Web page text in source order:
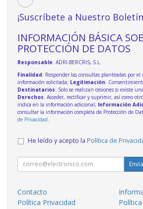
¡Suscríbete a Nuestro
INFORMACIÓN BÁSICA
PROTECCIÓN DE DATOS
Responsable: ADRI-BERCRIS, S.L.
Finalidad: Responder las consultas planteadas por
información solicitada; Legitimación:
Destinatarios: Solo se realizan cesiones si existe
Derechos: Acceder, rectificar y suprimir, así como
indica en la información adicional; Información
consultar la información completa de Protección de
de Privacidad
He leído y acepto la Política de
Contacto
Política Privacidad